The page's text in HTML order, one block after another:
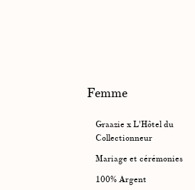
Femme
Graazie x L'Hôtel du
Collectionneur
Mariage et cérémonies
100% Argent